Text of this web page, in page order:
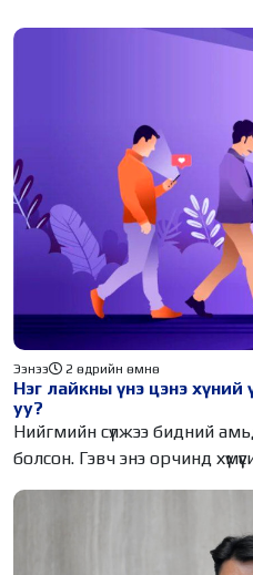
Нэг лайкны үнэ цэнэ
уу?
Ээнээ 2 өдрийн өмнө
Нийгмийн сүлжээ бидний
болсон. Гэвч энэ орчинд